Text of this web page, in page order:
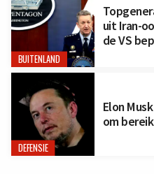
BUITENLAND
uit Iran-
de VS
DEFENSIE
Elon
om